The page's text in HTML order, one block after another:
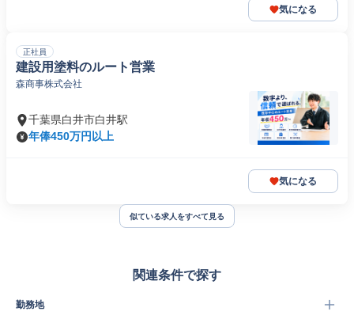
気になる
正社員
建設用塗料のルート営業
森商事株式会社
千葉県白井市白井駅
年俸450万円以上
気になる
似ている求人をすべて見る
関連条件で探す
勤務地